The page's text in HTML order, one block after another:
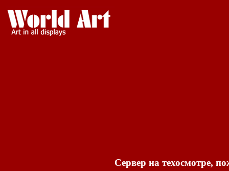
Сервер на техосмотре,